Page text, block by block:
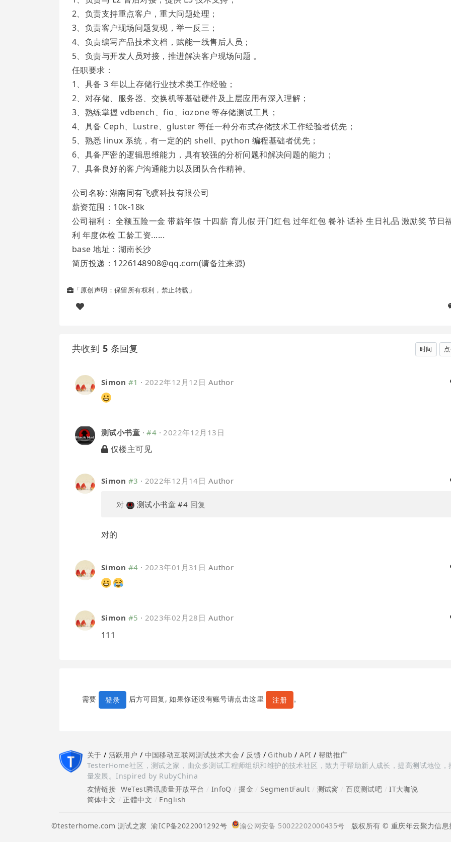
2、负责支持重点客户，重大问题处理；
3、负责客户现场问题复现，举一反三；
4、负责编写产品技术文档，赋能一线售后人员；
5、负责与开发人员对接，推进解决客户现场问题 。
任职要求：
1、具备 3 年以上存储行业技术类工作经验；
2、对存储、服务器、交换机等基础硬件及上层应用有深入理解；
3、熟练掌握 vdbench、fio、iozone 等存储测试工具；
4、具备 Ceph、Lustre、gluster 等任一种分布式存储技术工作经验者优先；
5、熟悉 linux 系统，有一定的的 shell、python 编程基础者优先；
6、具备严密的逻辑思维能力，具有较强的分析问题和解决问题的能力；
7、具备良好的客户沟通能力以及团队合作精神。
公司名称: 湖南同有飞骥科技有限公司
薪资范围：10k-18k
公司福利： 全额五险一金 带薪年假 十四薪 育儿假 开门红包 过年红包 餐补 话补 生日礼品 激励奖 节日
利 年度体检 工龄工资......
base 地址：湖南长沙
简历投递：1226148908@qq.com(请备注来源)
「原创声明：保留所有权利，禁止转载」
共收到 5 条回复 时间
Simon #1 · 2022年12月12日 Author
测试小书童 ·#4 · 2022年12月13日
仅楼主可见
Simon #3 · 2022年12月14日 Author
对 测试小书童 #4 回复
对的
Simon #4 · 2023年01月31日 Author
Simon #5 · 2023年02月28日 Author
111
需要 登录 后方可回复, 如果你还没有账号请点击这里 注册 。
关于 / 活跃用户 / 中国移动互联网测试技术大会 / 反馈 / Github /API / 帮助推广
TesterHome社区，测试之家，由众多测试工程师组织和维护的技术社区，致力于帮助新人成长，提高测试地位，
量发展。Inspired by RubyChina
友情链接 WeTest腾讯质量开放平台 InfoQ /掘金 /SegmentFault 测试窝 /百度测试吧 /IT大咖说
简体中文
正體中文 English
©testerhome.com 测试之家 渝ICP备2022001292号 渝公网安备 50022202000435号 版权所有 © 重庆年云聚力信息